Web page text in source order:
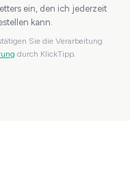
ein, den ich jederzeit
kann.
Sie die Verarbeitung
durch KlickTipp.